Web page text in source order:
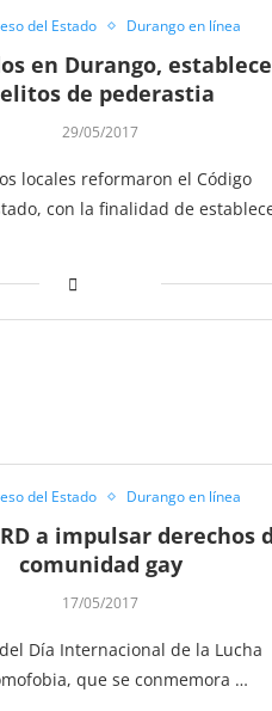
del Estado Durango en línea
en Durango,
de pederastia
29/05/2017
locales reformaron el Código
con la finalidad de
del Estado Durango en línea
a impulsar derechos
comunidad gay
17/05/2017
Día Internacional de la Lucha
que se conmemora …